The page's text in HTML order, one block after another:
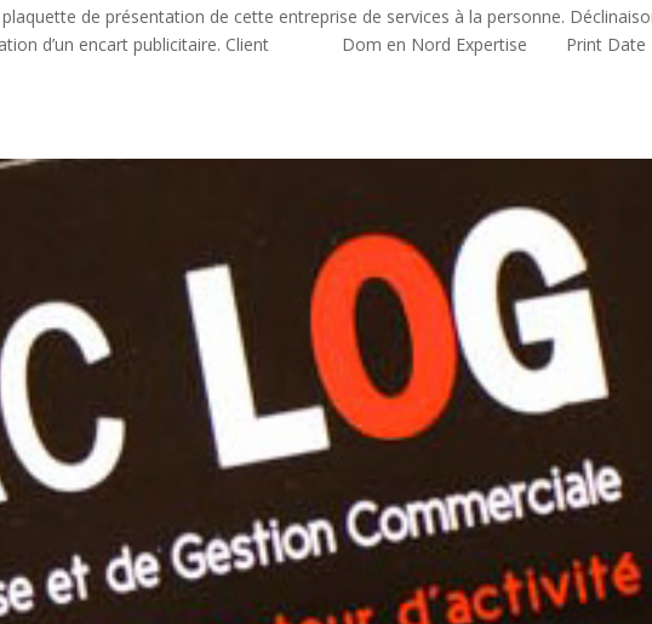
de présentation de cette entreprise de services à la personne.
d’un encart publicitaire. Client Dom en Nord Expertise Print